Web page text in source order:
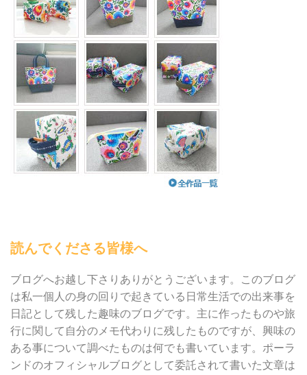
読んでくださる皆様へ
ブログへお越し下さりありがとうございます。このブログ
は私一個人の身の回りで起きている日常生活での出来事を
日記として残した趣味のブログです。主に作ったものや旅
行に関して自分のメモ代わりに残したものですが、興味の
ある事について調べたものは何でも書いています。ポーラ
ンドのオフィシャルブログとして委託されて書いた文章は